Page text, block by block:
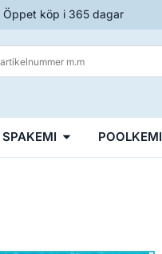
Öppet köp i 365 dagar
SPAKEMI POOLKEMI